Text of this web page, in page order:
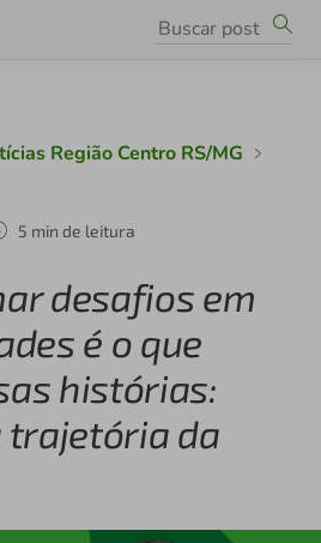
Região Centro RS/MG
5 min de leitura
desafios em
é o que
histórias:
trajetória da